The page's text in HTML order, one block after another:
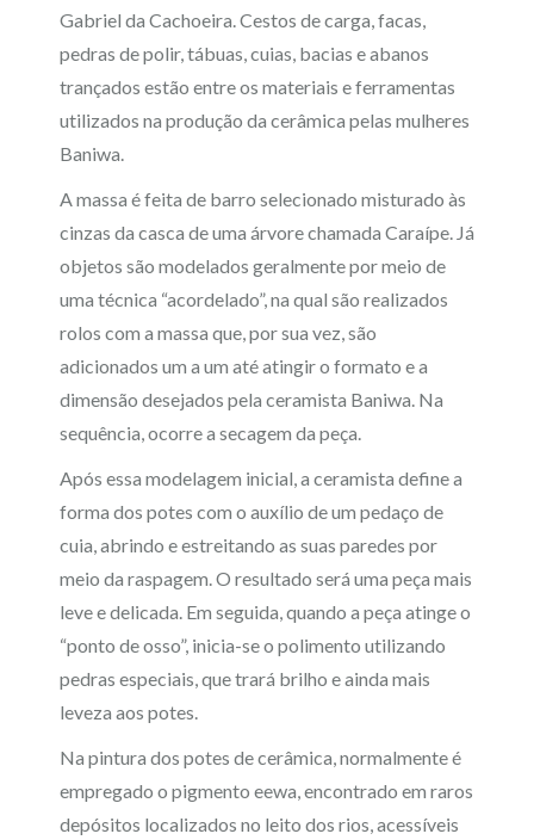
Gabriel da Cachoeira. Cestos de carga, facas,
pedras de polir, tábuas, cuias, bacias e abanos
trançados estão entre os materiais e ferramentas
utilizados na produção da cerâmica pelas mulheres
Baniwa.
A massa é feita de barro selecionado misturado às
cinzas da casca de uma árvore chamada Caraípe. Já
objetos são modelados geralmente por meio de
uma técnica “acordelado”, na qual são realizados
rolos com a massa que, por sua vez, são
adicionados um a um até atingir o formato e a
dimensão desejados pela ceramista Baniwa. Na
sequência, ocorre a secagem da peça.
Após essa modelagem inicial, a ceramista define a
forma dos potes com o auxílio de um pedaço de
cuia, abrindo e estreitando as suas paredes por
meio da raspagem. O resultado será uma peça mais
leve e delicada. Em seguida, quando a peça atinge o
“ponto de osso”, inicia-se o polimento utilizando
pedras especiais, que trará brilho e ainda mais
leveza aos potes.
Na pintura dos potes de cerâmica, normalmente é
empregado o pigmento eewa, encontrado em raros
depósitos localizados no leito dos rios, acessíveis